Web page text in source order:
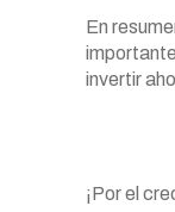
En
invertir
¡Por el